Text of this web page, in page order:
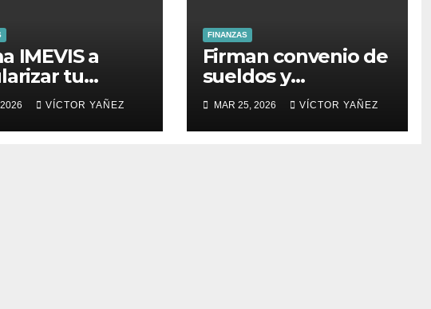
IMEVIS a
tu
en
VÍCTOR YAÑEZ
FINANZAS
Firman convenio de
sueldos y
prestaciones
socioeconómicad
2026 en Coatepec
MAR 25, 2026 VÍCTOR YAÑEZ